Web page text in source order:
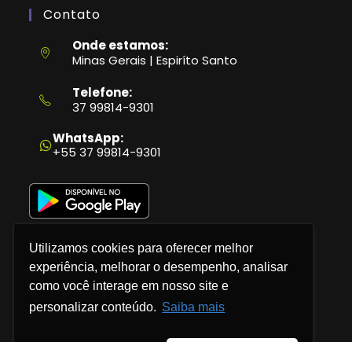
Utilizamos cookies para oferecer melhor
experiência, melhorar o desempenho, analisar
como você interage em nosso site e
personalizar conteúdo. Saiba mais
Contato
Onde estamos:
Minas Gerais | Espiríto Santo
Telefone:
37 99814-9301
em
seu
aplicativo
WhatsApp:
+55 37 99814-9301
Política de Privacidade